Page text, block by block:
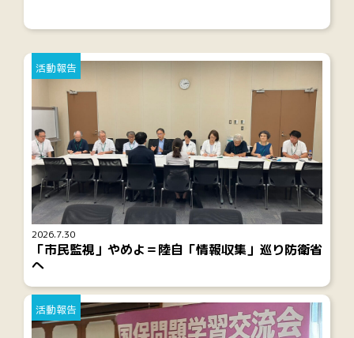
2026.7.30
活動報告
「市民監視」やめよ＝陸自「情報収集」巡り防衛省
へ
活動報告